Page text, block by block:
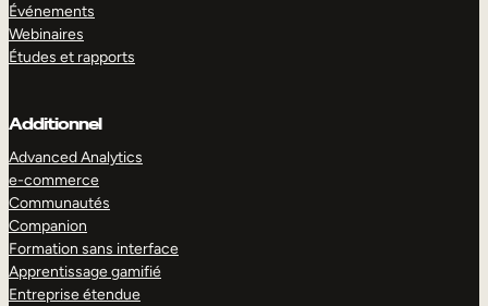
Événements
Webinaires
Études et rapports
Additionnel
Advanced Analytics
e-commerce
Communautés
Companion
Formation sans interface
Apprentissage gamifié
Entreprise étendue